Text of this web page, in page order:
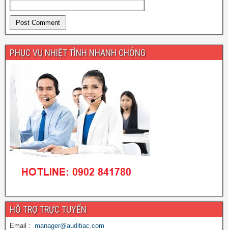
PHỤC VỤ NHIỆT TÌNH NHANH CHÓNG
HỖ TRỢ TRỰC TUYẾN
Email : manager@auditiac.com